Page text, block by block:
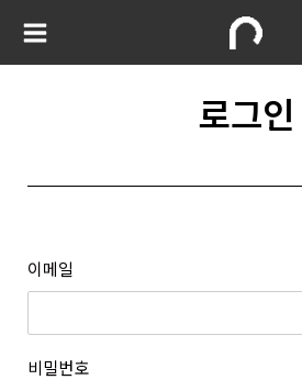
로그인
이메일
비밀번호